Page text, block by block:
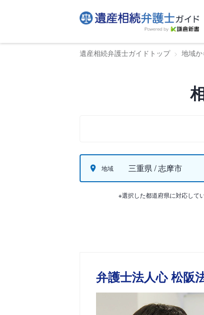
遺産相続弁護士ガイドトップ 地域
地域 三重県 / 志摩市
※選択した都道府県に対応して
弁護士法人心 松阪